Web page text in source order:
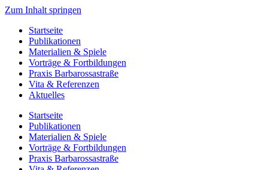
Zum Inhalt springen
Startseite
Publikationen
Materialien & Spiele
Vorträge & Fortbildungen
Praxis Barbarossastraße
Vita & Referenzen
Aktuelles
Startseite
Publikationen
Materialien & Spiele
Vorträge & Fortbildungen
Praxis Barbarossastraße